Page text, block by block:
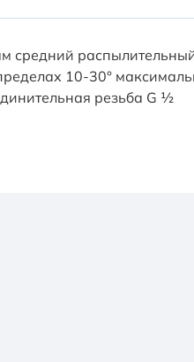
средний
10-30°
резьба G ½